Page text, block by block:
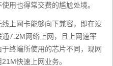
用也得常交费的尴尬处境。
上网卡能够向下兼容，即在没
7.2M网络上网，且上网速率
终端所使用的芯片不同，现网
快速上网业务。